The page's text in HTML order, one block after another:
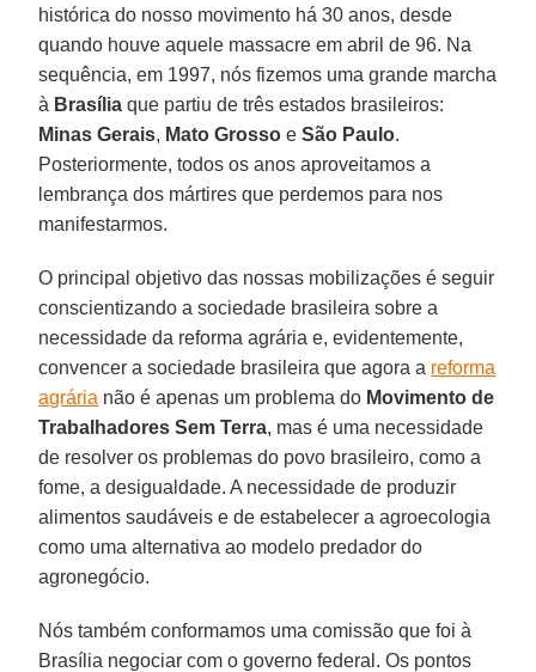
histórica do nosso movimento há 30 anos, desde
quando houve aquele massacre em abril de 96. Na
sequência, em 1997, nós fizemos uma grande marcha
à Brasília que partiu de três estados brasileiros:
Minas Gerais, Mato Grosso eSão Paulo.
Posteriormente, todos os anos aproveitamos a
lembrança dos mártires que perdemos para nos
manifestarmos.
O principal objetivo das nossas mobilizações é seguir
conscientizando a sociedade brasileira sobre a
necessidade da reforma agrária e, evidentemente,
convencer a sociedade brasileira que agora a reforma
agrária não é apenas um problema do Movimento de
Trabalhadores Sem Terra, mas é uma necessidade
de resolver os problemas do povo brasileiro, como a
fome, a desigualdade. A necessidade de produzir
alimentos saudáveis e de estabelecer a agroecologia
como uma alternativa ao modelo predador do
agronegócio.
Nós também conformamos uma comissão que foi à
Brasília negociar com o governo federal. Os pontos